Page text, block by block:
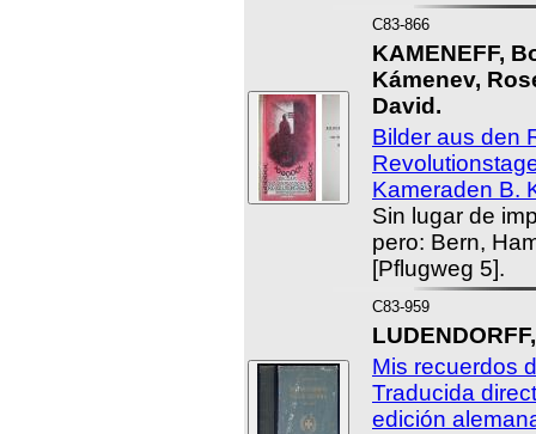
C83-866
KAMENEFF,
Kámenev,
David.
Bilder aus den
Kameraden B.
Sin lugar de
pero: Bern,
[Pflugweg 5].
C83-959
Mis recuerdos
Traducida
edición